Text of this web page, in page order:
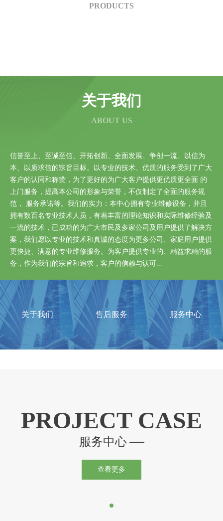
PRODUCTS
关于我们
ABOUT US
信誉至上、至诚至信、开拓创新、全面发展、争创一流、以信为
本、以质求信的宗旨目标。以专业的技术、优质的服务受到了广大
客户的认同和称赞，为了更好的为广大客户提供更优质更全面 的
上门服务，提高本公司的形象与荣誉，不仅制定了全面的服务规
范， 服务承诺等。我们的实力：本中心拥有专业维修设备，并且
拥有数百名专业技术人员，有着丰富的理论知识和实际维修经验及
一流的技术，已成功的为广大市民及多家公司及用户提供了解决方
案，我们愿以专业的技术和真诚的态度为更多公司、家庭用户提供
更快捷、满意的专业维修服务。为客户提供专业的、精益求精的服
务，作为我们的宗旨和追求，客户的信赖与认可...
关于我们 售后服务 服务中心
PROJECT CASE
服务中心
查看更多